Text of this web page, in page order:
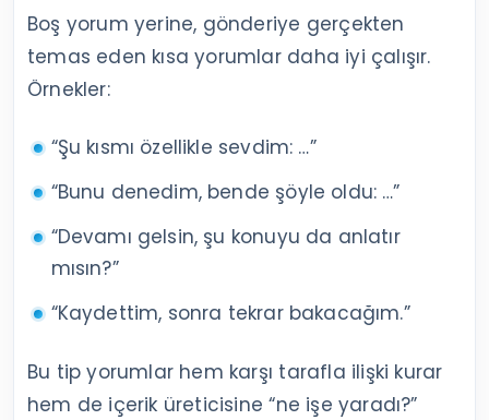
Boş yorum yerine, gönderiye gerçekten
temas eden kısa yorumlar daha iyi çalışır.
Örnekler:
“Şu kısmı özellikle sevdim: …”
“Bunu denedim, bende şöyle oldu: …”
“Devamı gelsin, şu konuyu da anlatır
mısın?”
“Kaydettim, sonra tekrar bakacağım.”
Bu tip yorumlar hem karşı tarafla ilişki kurar
hem de içerik üreticisine “ne işe yaradı?”